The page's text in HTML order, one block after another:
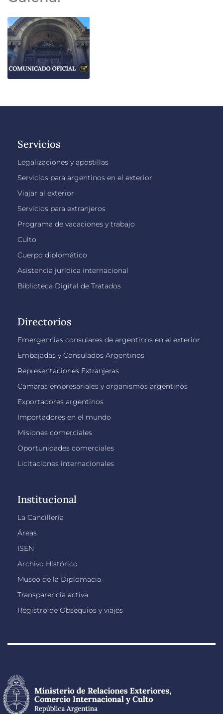
Servicios
Legalizaciones y apostillas
Servicios para argentinos en el exterior
Viajar al exterior
Servicios para extranjeros
Programa de vacaciones y trabajo
Culto
Cuerpo diplomático
Asistencia jurídica internacional
Biblioteca Digital de Tratados
Directorios
Emergencias consulares de argentinos en el exterior
Embajadas y Consulados Argentinos
Representaciones Extranjeras
Cámaras empresariales y organismos argentinos
Exportadores argentinos
Importadores en el mundo
Misiones comerciales
Oportunidades comerciales
Licitaciones internacionales
Institucional
La Cancillería
Áreas
ISEN
Archivo Histórico
Museo de la Diplomacia
Transparencia activa
Registro de Obsequios y viajes